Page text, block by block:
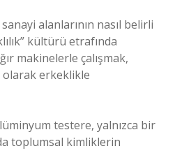
alanlarının nasıl belirli
kültürü etrafında
makinelerle çalışmak,
erkeklikle
testere, yalnızca bir
toplumsal kimliklerin